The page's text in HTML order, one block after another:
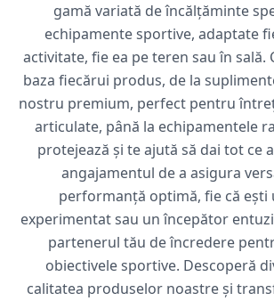
gamă variată de încălțăminte
echipamente sportive, adaptate
activitate, fie ea pe teren sau în sală.
baza fiecărui produs, de la
nostru premium, perfect pentru
articulate, până la echipamentele
protejează și te ajută să dai tot ce
angajamentul de a asigura
performanță optimă, fie că ești
experimentat sau un începător
partenerul tău de încredere
obiectivele sportive. Descoperă
calitatea produselor noastre și